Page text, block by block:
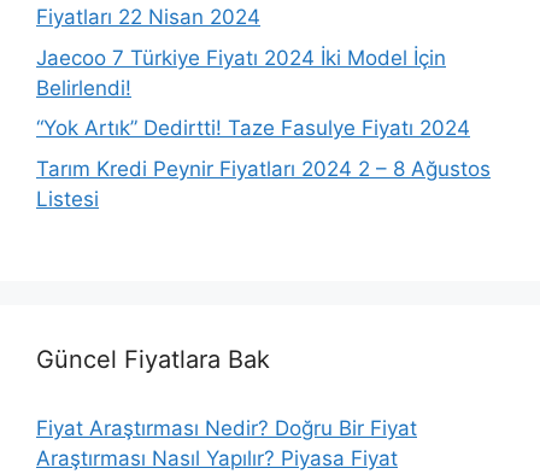
Fiyatları 22 Nisan 2024
Jaecoo 7 Türkiye Fiyatı 2024 İki Model İçin
Belirlendi!
“Yok Artık” Dedirtti! Taze Fasulye Fiyatı 2024
Tarım Kredi Peynir Fiyatları 2024 2 – 8 Ağustos
Listesi
Güncel Fiyatlara Bak
Fiyat Araştırması Nedir? Doğru Bir Fiyat
Araştırması Nasıl Yapılır? Piyasa Fiyat